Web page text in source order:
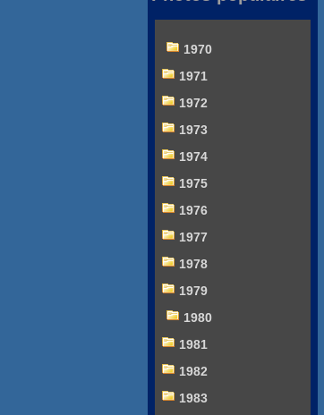
1970
1971
1972
1973
1974
1975
1976
1977
1978
1979
1980
1981
1982
1983